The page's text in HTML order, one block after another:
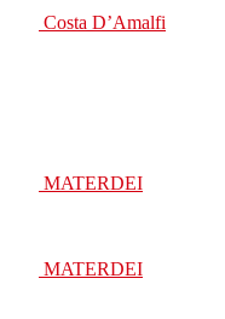
Costa D’Amalfi
MATERDEI
MATERDEI